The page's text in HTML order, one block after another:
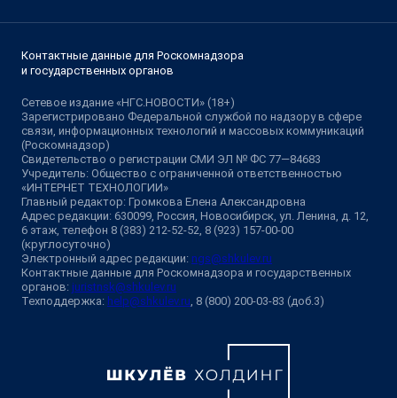
Контактные данные для Роскомнадзора
и государственных органов
Сетевое издание «НГС.НОВОСТИ» (18+)
Зарегистрировано Федеральной службой по надзору в сфере
связи, информационных технологий и массовых коммуникаций
(Роскомнадзор)
Свидетельство о регистрации СМИ ЭЛ № ФС 77—84683
Учредитель: Общество с ограниченной ответственностью
«ИНТЕРНЕТ ТЕХНОЛОГИИ»
Главный редактор: Громкова Елена Александровна
Адрес редакции: 630099, Россия, Новосибирск, ул. Ленина, д. 12,
6 этаж, телефон 8 (383) 212-52-52, 8 (923) 157-00-00
(круглосуточно)
Электронный адрес редакции: ngs@shkulev.ru
Контактные данные для Роскомнадзора и государственных
органов: juristnsk@shkulev.ru
Техподдержка: help@shkulev.ru, 8 (800) 200-03-83 (доб.3)